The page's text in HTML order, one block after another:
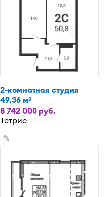
2-комнатная студия
49,36 м2
8 742 000 руб.
Тетрис
✎